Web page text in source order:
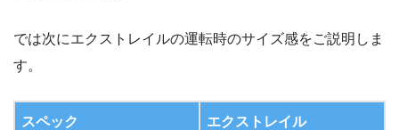
では次にエクストレイルの運転時のサイズ感をご説明しま
す。
スペック エクストレイル